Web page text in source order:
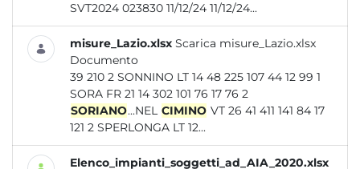
SVT2024 023830 11/12/24 11/12/24...
misure_Lazio.xlsx Scarica misure_Lazio.xlsx
Documento
39 210 2 SONNINO LT 14 48 225 107 44 12 99 1
SORA FR 21 14 302 101 76 17 76 2
SORIANO...NEL CIMINO VT 26 41 411 141 84 17
121 2 SPERLONGA LT 12...
Elenco_impianti_soggetti_ad_AIA_2020.xlsx